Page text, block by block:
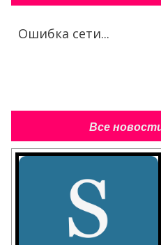
Ошибка сети...
Все